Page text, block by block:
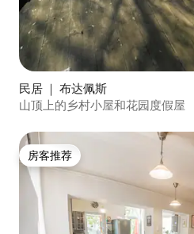
民居 ｜ 布达佩斯
山顶上的乡村小屋和花园度假屋
房客推荐
房客推荐